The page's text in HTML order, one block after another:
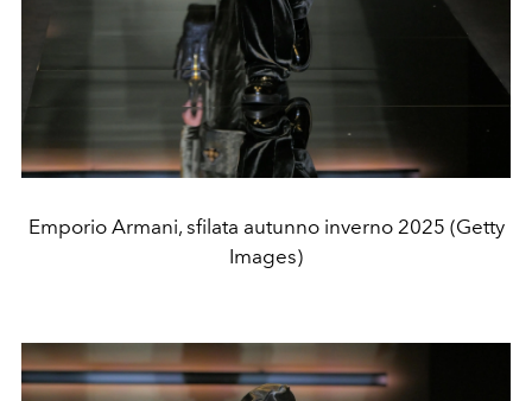
Emporio Armani, sfilata autunno inverno 2025 (Getty
Images)